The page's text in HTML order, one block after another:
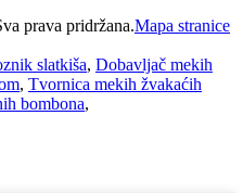
prava pridržana.Mapa stranice
slatkiša, Dobavljač mekih
, Tvornica mekih žvakaćih
bombona,